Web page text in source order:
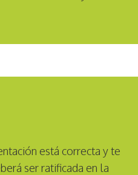
está correcta y te
ser ratificada en la